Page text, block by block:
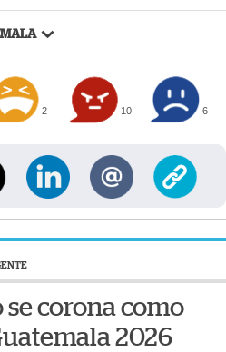
2 10 6
corona como
2026